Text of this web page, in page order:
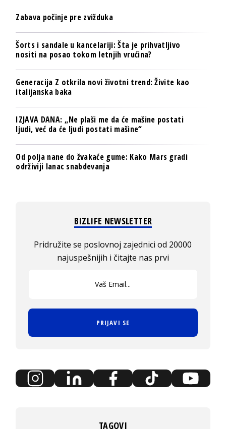
Zabava počinje pre zvižduka
Šorts i sandale u kancelariji: Šta je prihvatljivo
nositi na posao tokom letnjih vrućina?
Generacija Z otkrila novi životni trend: Živite kao
italijanska baka
IZJAVA DANA: „Ne plaši me da će mašine postati
ljudi, već da će ljudi postati mašine“
Od polja nane do žvakaće gume: Kako Mars gradi
održiviji lanac snabdevanja
BIZLIFE NEWSLETTER
Pridružite se poslovnoj zajednici od 20000
najuspešnijih i čitajte nas prvi
PRIJAVI SE
TAGOVI